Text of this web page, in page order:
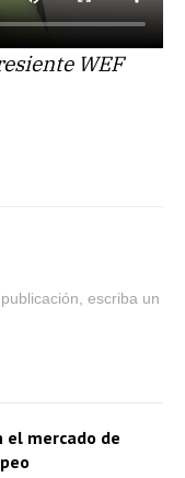
WEF
escriba un
el mercado de